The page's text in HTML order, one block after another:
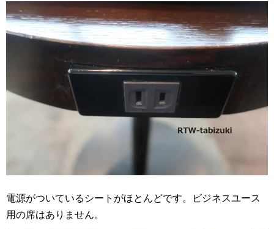
電源がついているシートがほとんどです。ビジネスユース
用の席はありません。